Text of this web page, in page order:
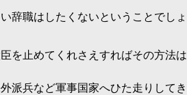
辞職はしたくないということでしょ
を止めてくれさえすればその方法は
派兵など軍事国家へひた走りしてき